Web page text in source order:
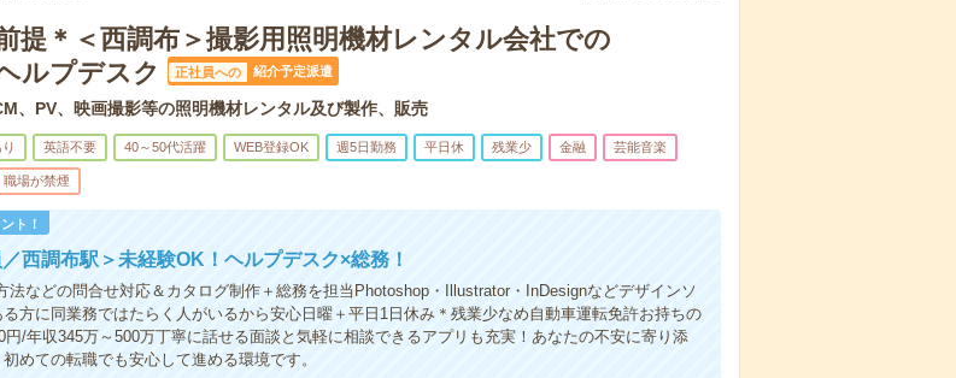
提＊＜西調布＞撮影用照明機材レンタル会社での
ルプデスク
正社員への 紹介予定派遣
、PV、映画撮影等の照明機材レンタル及び製作、販売
英語不要 40～50代活躍 WEB登録OK 週5日勤務 平日休 残業少 金融 芸能音楽
職場が禁煙
ト！
／西調布駅＞未経験OK！ヘルプデスク×総務！
法などの問合せ対応＆カタログ制作＋総務を担当Photoshop・Illustrator・InDesignなどデザインソ
る方に同業務ではたらく人がいるから安心日曜＋平日1日休み＊残業少なめ自動車運転免許お持ちの
円/年収345万～500万丁寧に話せる面談と気軽に相談できるアプリも充実！あなたの不安に寄り添
めての転職でも安心して進める環境です。